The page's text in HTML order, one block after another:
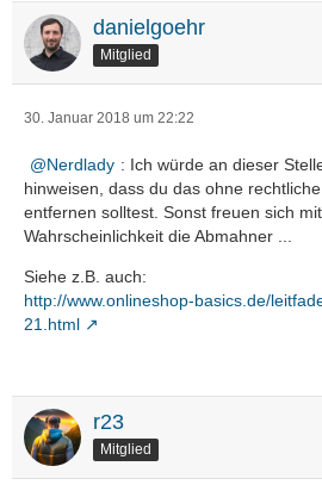
danielgoehr
Mitglied
30. Januar 2018 um 22:22
Nerdlady : Ich würde an dieser
hinweisen, dass du das ohne
entfernen solltest. Sonst freuen sich
Wahrscheinlichkeit die Abmahner ...
Siehe z.B. auch:
http://www.onlineshop-basics.de/
21.html
r23
Mitglied